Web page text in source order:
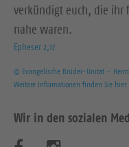
verkündigt euch, die ihr
nahe waren.
Epheser 2,17
© Evangelische Brüder-Unität –
Weitere Informationen finden Sie hier
Wir in den sozialen